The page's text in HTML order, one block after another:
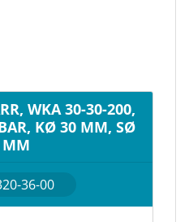
WKA 30-30-200,
KØ 30 MM, SØ
36-00